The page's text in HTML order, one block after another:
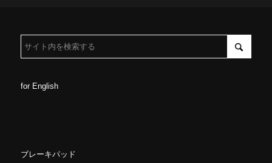
for English
ブレーキパッド